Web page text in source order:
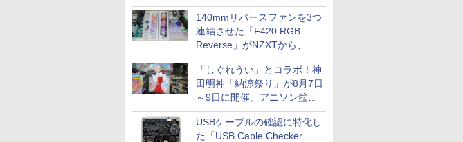
発売、計8製品
140mmリバースファンを3つ
連結させた「F420 RGB
Reverse」がNZXTから、単
一フレーム採用
「しぐれうい」とコラボ！神
田明神「納涼祭り」が8月7日
～9日に開催、アニソン盆踊
りや屋台グルメなどもあり
USBケーブルの確認に特化し
た「USB Cable Checker